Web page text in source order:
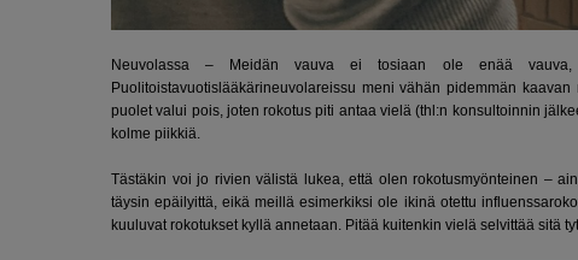
Neuvolassa – Meidän vauva ei tosiaan ole enää vauva,
Puolitoistavuotislääkärineuvolareissu meni vähän pidemmän
puolet valui pois, joten rokotus piti antaa vielä (thl:n konsultoinnin
kolme piikkiä.
Tästäkin voi jo rivien välistä lukea, että olen rokotusmyönteinen –
täysin epäilyittä, eikä meillä esimerkiksi ole ikinä otettu
kuuluvat rokotukset kyllä annetaan. Pitää kuitenkin vielä selvittää sitä